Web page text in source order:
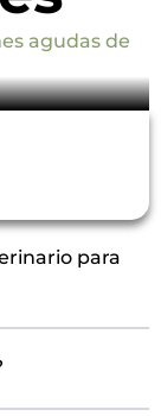
agudas de
para